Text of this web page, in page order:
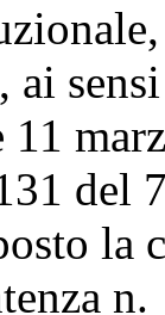
ai
11
del